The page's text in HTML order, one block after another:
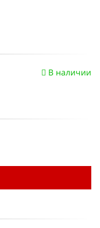
В наличии